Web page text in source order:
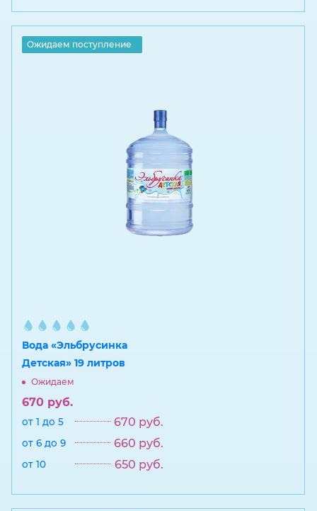
Ожидаем поступление
Вода «Эльбрусинка
Детская» 19 литров
Ожидаем
670 руб.
от 1 до 5 670 руб.
от 6 до 9 660 руб.
от 10 650 руб.